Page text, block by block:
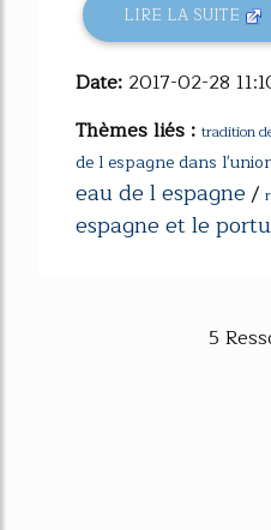
LIRE LA SUITE
Date: 2017-02-28
Thèmes liés : tradition
de l espagne dans
eau de l espagne/
espagne et le
5